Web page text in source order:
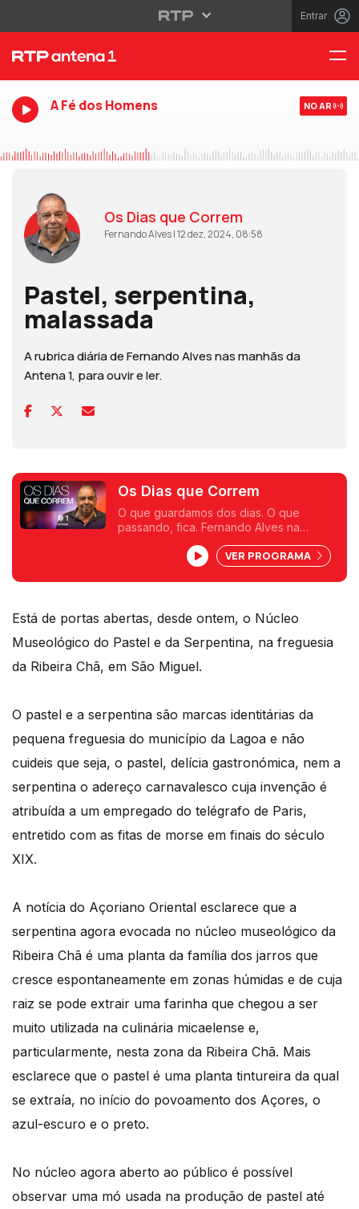
Entrar
A Fé dos Homens NO AR
Os Dias que Correm
Fernando Alves | 12 dez, 2024, 08:58
Pastel, serpentina,
malassada
A rubrica diária de Fernando Alves nas manhãs da
Antena 1, para ouvir e ler.
Os Dias que Correm
O que guardamos dos dias. O que
passando, fica. Fernando Alves na
VER PROGRAMA
Está de portas abertas, desde ontem, o Núcleo
Museológico do Pastel e da Serpentina, na freguesia
da Ribeira Chã, em São Miguel.
O pastel e a serpentina são marcas identitárias da
pequena freguesia do município da Lagoa e não
cuideis que seja, o pastel, delícia gastronómica, nem a
serpentina o adereço carnavalesco cuja invenção é
atribuída a um empregado do telégrafo de Paris,
entretido com as fitas de morse em finais do século
XIX.
A notícia do Açoriano Oriental esclarece que a
serpentina agora evocada no núcleo museológico da
Ribeira Chã é uma planta da família dos jarros que
cresce espontaneamente em zonas húmidas e de cuja
raiz se pode extrair uma farinha que chegou a ser
muito utilizada na culinária micaelense e,
particularmente, nesta zona da Ribeira Chã. Mais
esclarece que o pastel é uma planta tintureira da qual
se extraía, no início do povoamento dos Açores, o
azul-escuro e o preto.
No núcleo agora aberto ao público é possível
observar uma mó usada na produção de pastel até